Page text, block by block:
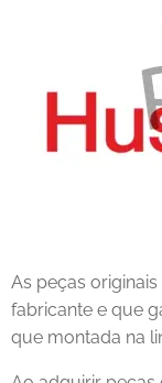
As peças
fabricante e que
que montada na